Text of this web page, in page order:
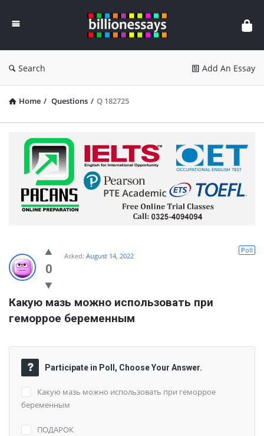
Essays
Search Add An Essay
Home / Questions / Q 182725
0
Poll
Asked: August 14, 2022
Какую мазь можно использовать при
геморрое беременным
Participate in Poll, Choose Your Answer.
Какую мазь можно использовать при геморрое
беременным
ПОДАРОК